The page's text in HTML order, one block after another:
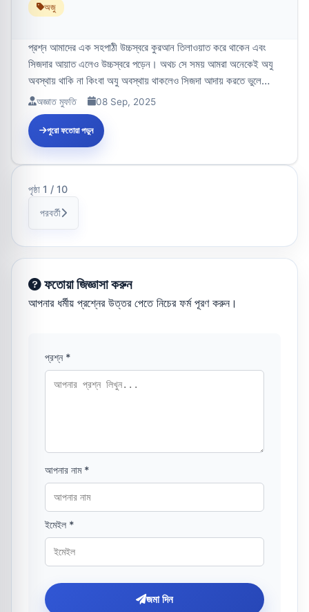
অজু
প্রশ্ন আমাদের এক সহপাঠী উচ্চস্বরে কুরআন তিলাওয়াত করে থাকেন এবং
সিজদার আয়াত এলেও উচ্চস্বরে পড়েন। অথচ সে সময় আমরা অনেকেই অযু
অবস্থায় থাকি না কিংবা অযু অবস্থায় থাকলেও সিজদা আদায় করতে ভুলে
যাই। তা...
অজ্ঞাত মুফতি 08 Sep, 2025
পুরো ফতোয়া পড়ুন
পৃষ্ঠা 1 / 10
পরবর্তী
ফতোয়া জিজ্ঞাসা করুন
আপনার ধর্মীয় প্রশ্নের উত্তর পেতে নিচের ফর্ম পূরণ করুন।
প্রশ্ন *
আপনার নাম *
ইমেইল *
জমা দিন